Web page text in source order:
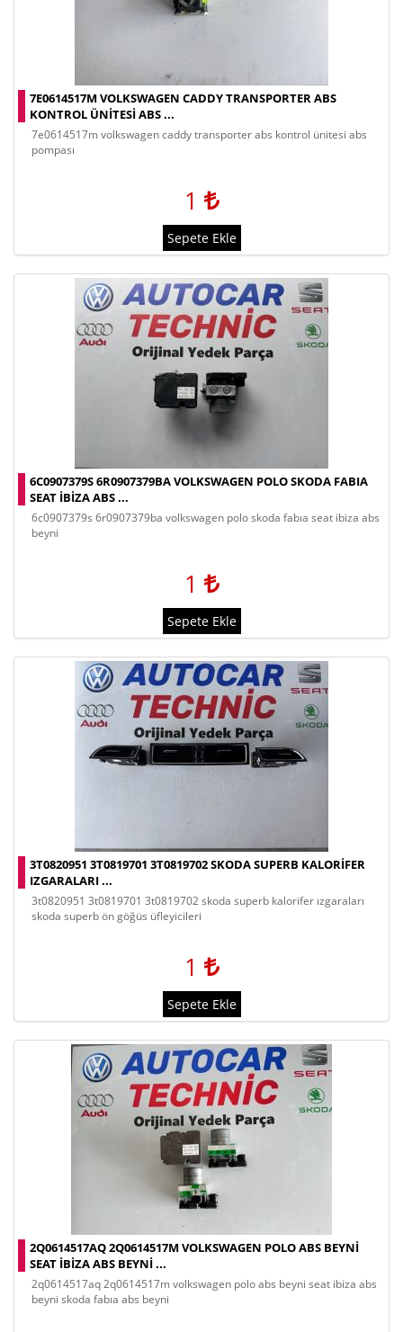
7E0614517M VOLKSWAGEN CADDY TRANSPORTER ABS
KONTROL ÜNITESI ABS ...
7e0614517m volkswagen caddy transporter abs kontrol ünitesi abs
pompası
1
Sepete Ekle
6C0907379S 6R0907379BA VOLKSWAGEN POLO SKODA FABIA
SEAT IBIZA ABS ...
6c0907379s 6r0907379ba volkswagen polo skoda fabıa seat ibiza abs
beyni
1
Sepete Ekle
3T0820951 3T0819701 3T0819702 SKODA SUPERB KALORIFER
IZGARALARI ...
3t0820951 3t0819701 3t0819702 skoda superb kalorifer ızgaraları
skoda superb ön göğüs üfleyicileri
1
Sepete Ekle
2Q0614517AQ 2Q0614517M VOLKSWAGEN POLO ABS BEYNI
SEAT IBIZA ABS BEYNI ...
2q0614517aq 2q0614517m volkswagen polo abs beyni seat ibiza abs
beyni skoda fabıa abs beyni